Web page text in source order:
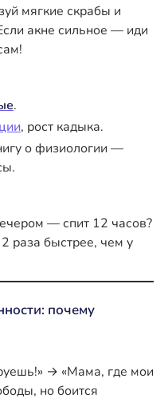
мягкие скрабы и
акне сильное — иди
.
, рост кадыка.
о физиологии —
— спит 12 часов?
раза быстрее, чем у
почему
→ «Мама, где мои
но боится